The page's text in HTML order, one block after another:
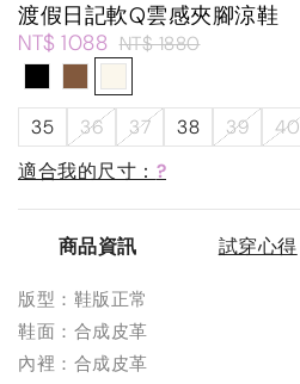
渡假日記軟Q雲感夾腳涼鞋
NT$ 1088 NT$ 1880
35 36 37 38 39 40
適合我的尺寸： ?
商品資訊 試穿心得
版型：鞋版正常
鞋面：合成皮革
內裡：合成皮革